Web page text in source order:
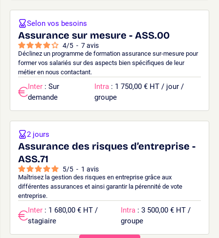
Assurance sur mesure - ASS.00
4/5 - 7avis
Déclinez un programme de formation assurance sur-mesure pour
former vos salariés sur des aspects bien spécifiques de leur
métier en nous contactant.
Selon vos besoins
Inter : Sur
demande
Intra : 1 750,00 € HT / jour /
groupe
Assurance des risques d’entreprise -
ASS.71
5/5 - 1 avis
Maîtrisez la gestion des risques en entreprise grâce aux
différentes assurances et ainsi garantir la pérennité de vote
entreprise.
2 jours
Inter : 1 680,00 € HT /
stagiaire
Intra : 3 500,00 € HT /
groupe